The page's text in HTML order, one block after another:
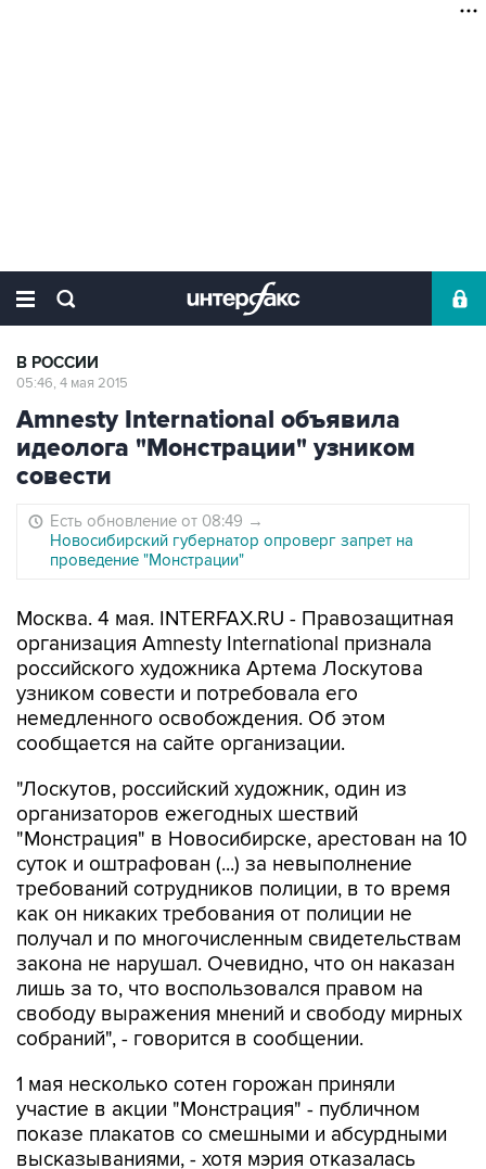
В РОССИИ
05:46, 4 мая 2015
Amnesty International объявила
идеолога "Монстрации" узником
совести
Есть обновление от 08:49 →
Новосибирский губернатор опроверг запрет на
проведение "Монстрации"
Москва. 4 мая. INTERFAX.RU - Правозащитная
организация Amnesty International признала
российского художника Артема Лоскутова
узником совести и потребовала его
немедленного освобождения. Об этом
сообщается на сайте организации.
"Лоскутов, российский художник, один из
организаторов ежегодных шествий
"Монстрация" в Новосибирске, арестован на 10
суток и оштрафован (...) за невыполнение
требований сотрудников полиции, в то время
как он никаких требования от полиции не
получал и по многочисленным свидетельствам
закона не нарушал. Очевидно, что он наказан
лишь за то, что воспользовался правом на
свободу выражения мнений и свободу мирных
собраний", - говорится в сообщении.
1 мая несколько сотен горожан приняли
участие в акции "Монстрация" - публичном
показе плакатов со смешными и абсурдными
высказываниями, - хотя мэрия отказалась